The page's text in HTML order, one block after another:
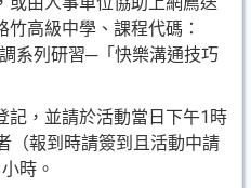
竹高級中學、課程代碼：
系列研習─「快樂溝通技巧
記，並請於活動當日下午1時
（報到時請簽到且活動中請
時。